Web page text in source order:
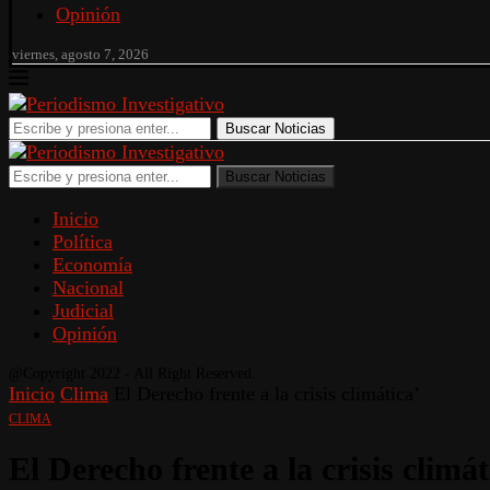
Opinión
viernes, agosto 7, 2026
Buscar Noticias
Buscar Noticias
Inicio
Política
Economía
Nacional
Judicial
Opinión
Inicio Clima
CLIMA